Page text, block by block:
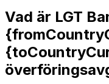
Vad är LGT